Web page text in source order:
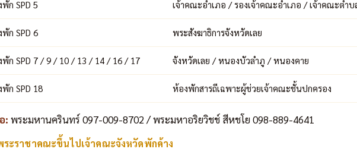
ก SPD 5 เจ้าคณะอำเภอ / รองเจ้าคณะอำเภอ / เจ้าคณะตำ
ก SPD 6 พระสังฆาธิการจังหวัดเลย
ก SPD 7 / 9 / 10 / 13 / 14 / 16 / 17 จังหวัดเลย / หนองบัวลำภู / หนองคาย
ก SPD 18 ห้องพักสารถีเฉพาะผู้ช่วยเจ้าคณะชั้นปกครอง
: พระมหานครินทร์ 097-009-8702 / พระมหาอริยวิชช์ สีหชโย 098-889-4641
ระราชาคณะขึ้นไปเจ้าคณะจังหวัดพักค้าง